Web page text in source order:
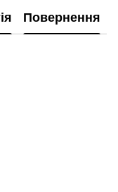
Повернення